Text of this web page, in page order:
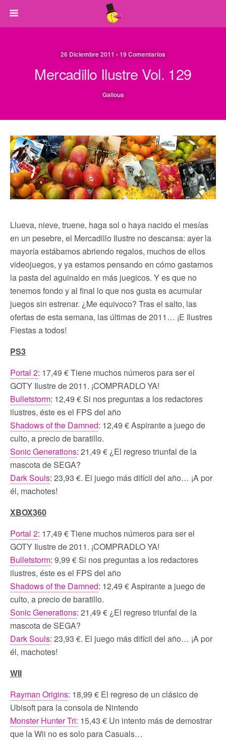
26 Diciembre 2011 • 19 Comentarios
Mercadillo Ilustre Vol. 129
Galious
Llueva, nieve, truene, haga sol o haya nacido el mesías
en un pesebre, el Mercadillo Ilustre no descansa: ayer la
mayoría estábamos abriendo regalos, muchos de ellos
videojuegos, y ya estamos pensando en cómo gastarnos
la pasta del aguinaldo en más juegicos. Y es que no
tenemos fondo y al final lo que nos gusta es acumular
juegos sin estrenar. ¿Me equivoco? Tras el salto, las
ofertas de esta semana, las últimas de 2011… ¡E Ilustres
Fiestas a todos!
PS3
Portal 2: 17,49 € Tiene muchos números para ser el
GOTY Ilustre de 2011. ¡COMPRADLO YA!
Bulletstorm: 12,49 € Si nos preguntas a los redactores
ilustres, éste es el FPS del año
Shadows of the Damned: 12,49 € Aspirante a juego de
culto, a precio de baratillo.
Sonic Generations: 21,49 € ¿El regreso triunfal de la
mascota de SEGA?
Dark Souls: 23,93 €. El juego más difícil del año… ¡A por
él, machotes!
XBOX360
Portal 2: 17,49 € Tiene muchos números para ser el
GOTY Ilustre de 2011. ¡COMPRADLO YA!
Bulletstorm: 9,99 € Si nos preguntas a los redactores
ilustres, éste es el FPS del año
Shadows of the Damned: 12,49 € Aspirante a juego de
culto, a precio de baratillo.
Sonic Generations: 21,49 € ¿El regreso triunfal de la
mascota de SEGA?
Dark Souls: 23,93 €. El juego más difícil del año… ¡A por
él, machotes!
WII
Rayman Origins: 18,99 € El regreso de un clásico de
Ubisoft para la consola de Nintendo
Monster Hunter Tri: 15,43 € Un intento más de demostrar
que la Wii no es solo para Casuals…